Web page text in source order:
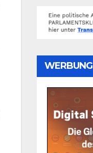
WERBUNG